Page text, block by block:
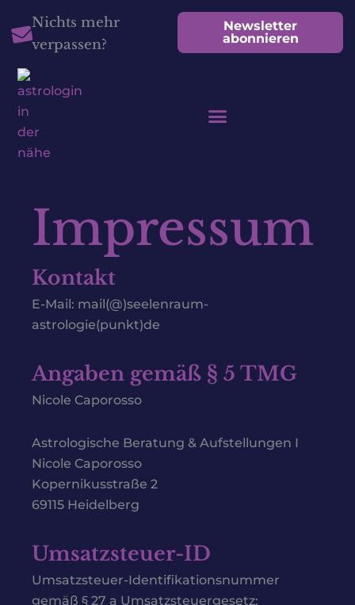
springen
Inhalt
springen
Nichts mehr
verpassen?
Newsletter
abonnieren
Impressum
Kontakt
E-Mail: mail(@)seelenraum-
astrologie(punkt)de
Angaben gemäß § 5 TMG
Nicole Caporosso
Astrologische Beratung & Aufstellungen I
Nicole Caporosso
Kopernikusstraße 2
69115 Heidelberg
Umsatzsteuer-ID
Umsatzsteuer-Identifikationsnummer
gemäß § 27 a Umsatzsteuergesetz: